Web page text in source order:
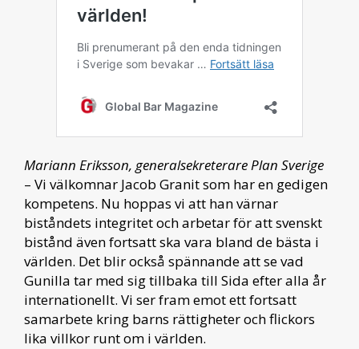
Mariann Eriksson, generalsekreterare Plan Sverige
– Vi välkomnar Jacob Granit som har en gedigen
kompetens. Nu hoppas vi att han värnar
biståndets integritet och arbetar för att svenskt
bistånd även fortsatt ska vara bland de bästa i
världen. Det blir också spännande att se vad
Gunilla tar med sig tillbaka till Sida efter alla år
internationellt. Vi ser fram emot ett fortsatt
samarbete kring barns rättigheter och flickors
lika villkor runt om i världen.